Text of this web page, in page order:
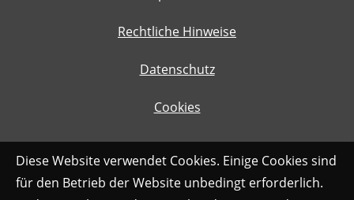
Rechtliche Hinweise
Datenschutz
Cookies
Diese Website verwendet Cookies. Einige Cookies sind
für den Betrieb der Website unbedingt erforderlich.